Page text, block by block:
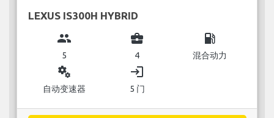
LEXUS IS300H HYBRID
group
5
business_center
4
local_gas_station
混合动力
miscellaneous_services
自动变速器
login
5 门